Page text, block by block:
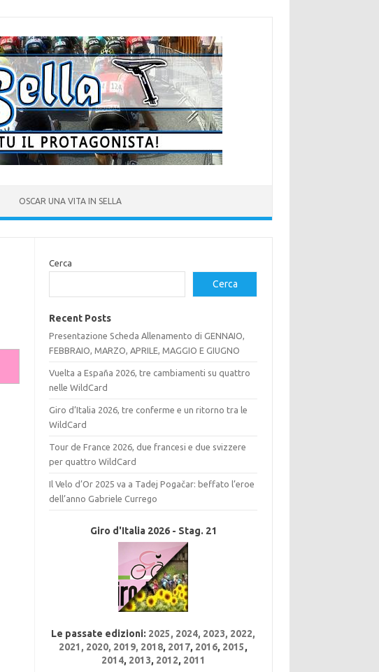
OSCAR UNA VITA IN SELLA
Cerca
Cerca
Recent Posts
Presentazione Scheda Allenamento di GENNAIO,
FEBBRAIO, MARZO, APRILE, MAGGIO E GIUGNO
Vuelta a España 2026, tre cambiamenti su quattro
nelle WildCard
Giro d’Italia 2026, tre conferme e un ritorno tra le
WildCard
Tour de France 2026, due francesi e due svizzere
per quattro WildCard
Il Velo d’Or 2025 va a Tadej Pogačar: beffato l’eroe
dell’anno Gabriele Currego
Giro d'Italia 2026 - Stag. 21
Le passate edizioni: 2025, 2024, 2023, 2022,
2021, 2020, 2019, 2018, 2017, 2016, 2015,
2014, 2013, 2012, 2011